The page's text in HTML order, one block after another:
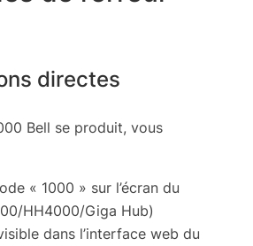
directes
Bell se produit, vous
« 1000 » sur l’écran du
HH4000/Giga Hub)
dans l’interface web du